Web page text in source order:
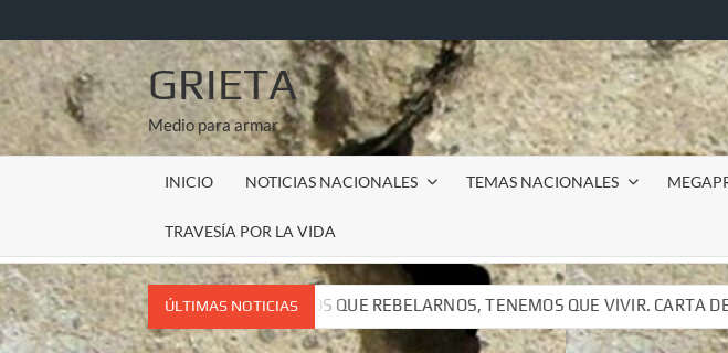
al
contenido
GRIETA
Medio para armar
INICIO NOTICIAS NACIONALES TEMAS NACIONALES
TRAVESÍA POR LA VIDA
ÚLTIMAS NOTICIAS
QUE REBELARNOS, TENEMOS QUE VIVIR. CARTA DEL SUBCOMANDANTE
QUE REBELARNOS, TENEMOS QUE VIVIR. CARTA DEL SUBCOMANDANTE